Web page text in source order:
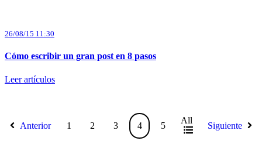
26/08/15 11:30
Cómo escribir un gran post en 8 pasos
Leer artículos
Anterior 1 2 3 4 5
All
Siguiente